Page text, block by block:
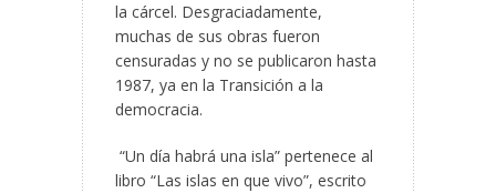
la cárcel. Desgraciadamente,
muchas de sus obras fueron
censuradas y no se publicaron hasta
1987, ya en la Transición a la
democracia.
“Un día habrá una isla” pertenece al
libro “Las islas en que vivo”, escrito